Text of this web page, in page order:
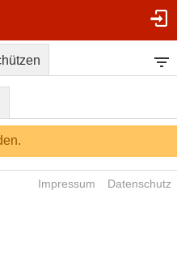
Impressum Datenschutz